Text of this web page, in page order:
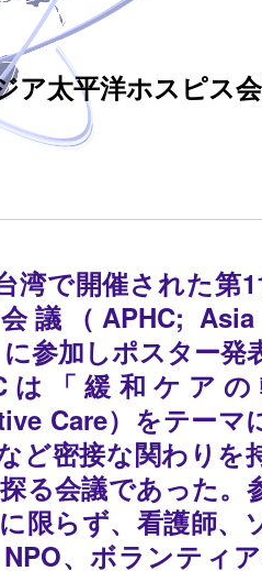
ア太平洋ホスピス
湾で開催された第
議（APHC; Asia
参加しポスター発
は「緩和ケアの
Care）をテーマ
ど密接な関わりを
る会議であった。
限らず、看護師、
、ボランティ